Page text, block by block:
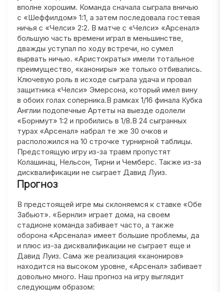
вполне хорошим. Команда сначала сыграла вничью
с «Шеффилдом» 1:1, а затем последовала гостевая
ничья с «Челси» 2:2. В матче с «Челси» «Арсенал»
большую часть времени играл в меньшинстве,
дважды уступал по ходу встречи, но сумел
вырвать ничью. «Аристократы» имели тотальное
преимущество, «канониры» же только отбивались.
Ключевую роль в исходе сыграла удача и провал
защитника «Челси» Эмерсона, который имел вину
в обоих голах соперника.В рамках 1/16 финала Кубка
Англии подопечные Артеты на выезде одолели
«Борнмут» 1:2 и пробились в 1/8.В 24 сыгранных
турах «Арсенал» набрал те же 30 очков и
расположился на 10 строчке турнирной таблицы.
Предстоящую игру из-за травм пропустят
Колашинац, Нельсон, Тирни и Чемберс. Также из-за
дисквалификации не сыграет Давид Луиз.
Прогноз
В предстоящей игре мы склоняемся к ставке «Обе
Забьют». «Бернли» играет дома, на своем
стадионе команда забивает часто, а также
оборона «Арсенала» имеет большие проблемы, да
и плюс из-за дисквалификации не сыграет еще и
Давид Луиз. Сама же реализация «канониров»
находится на высоком уровне, «Арсенал» забивает
довольно много. Наш прогноз на игру выглядит
следующим образом: